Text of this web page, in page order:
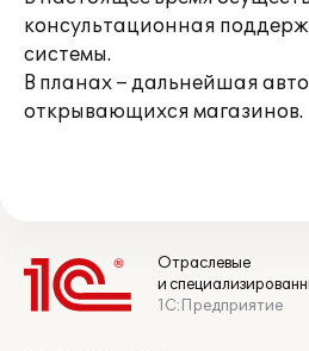
консультационная
системы.
В планах – дальнейшая
открывающихся магазинов.
Отраслевые
и
1С:Предприятие